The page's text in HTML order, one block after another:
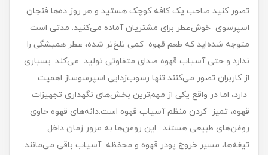
تصور کنید صاحب یک کافه کوچک هستید و هر روز ده‌ها فنجان
اسپرسوی خوش‌عطر برای مشتریان آماده می‌کنید. مدتی است
متوجه شده‌اید که طعم قهوه کمی تلخ‌تر شده، عطر همیشگی را
ندارد و حتی آسیاب قهوه صدای متفاوتی تولید می‌کند. بسیاری
از کاربران تصور می‌کنند تنها رسوب‌زدایی اسپرسوساز اهمیت
دارد، اما در واقع یکی از مهم‌ترین بخش‌های نگهداری تجهیزات
قهوه، تمیز کردن منظم آسیاب قهوه است.دانه‌های قهوه حاوی
روغن‌های طبیعی هستند. این روغن‌ها به مرور زمان داخل
تیغه‌ها، مسیر خروج پودر قهوه و محفظه آسیاب باقی می‌مانند.